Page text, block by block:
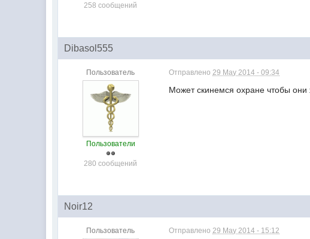
258 сообщений
Dibasol555
Пользователь
Пользователи
280 сообщений
Отправлено29 May 2014 - 09:34
Может скинемся охране чтобы они
Noir12
Пользователь Отправлено29 May 2014 - 15:12